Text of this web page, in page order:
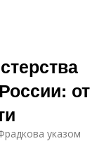
от
ука­зом